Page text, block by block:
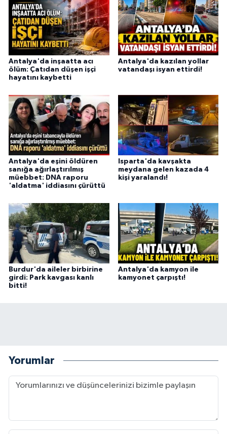
Antalya'da inşaatta acı
ölüm: Çatıdan düşen işçi
hayatını kaybetti
Antalya'da kazılan yollar
vatandaşı isyan ettirdi!
Antalya'da eşini öldüren
sanığa ağırlaştırılmış
müebbet: DNA raporu
'aldatma' iddiasını çürüttü
Isparta'da kavşakta
meydana gelen kazada 4
kişi yaralandı!
Burdur'da aileler birbirine
girdi: Park kavgası kanlı
bitti!
Antalya'da kamyon ile
kamyonet çarpıştı!
Yorumlar